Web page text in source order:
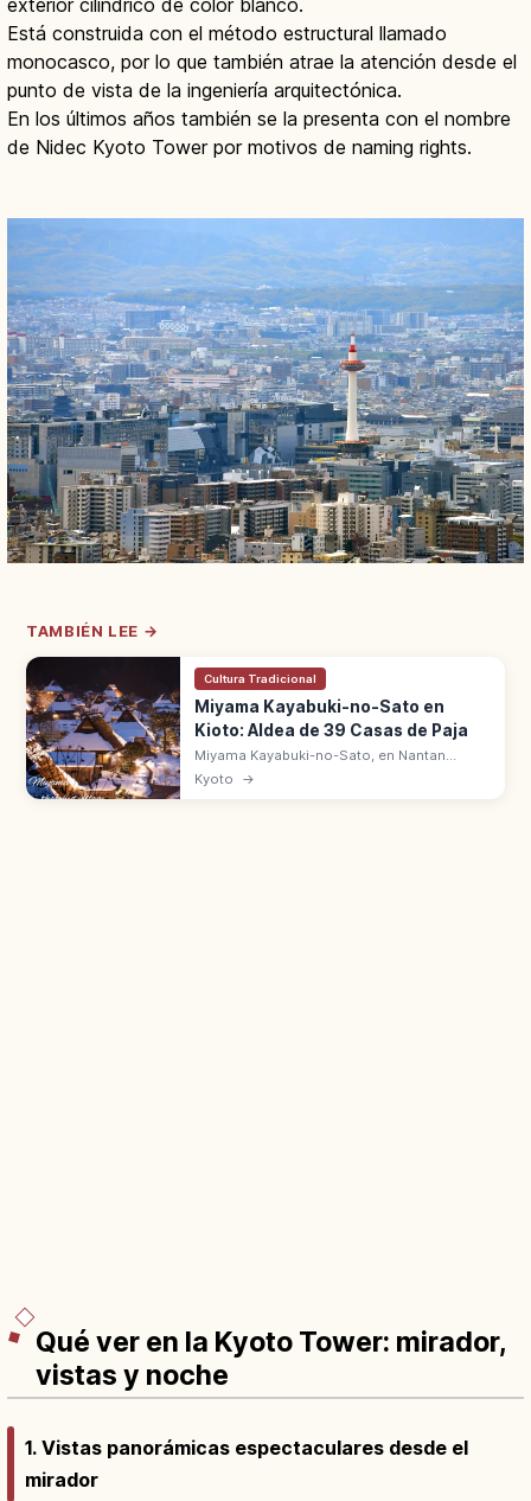
exterior cilíndrico de color blanco.
Está construida con el método estructural llamado
monocasco, por lo que también atrae la atención desde el
punto de vista de la ingeniería arquitectónica.
En los últimos años también se la presenta con el nombre
de Nidec Kyoto Tower por motivos de naming rights.
TAMBIÉN LEE →
Cultura Tradicional
Miyama Kayabuki-no-Sato en
Kioto: Aldea de 39 Casas de Paja
Miyama Kayabuki-no-Sato, en Nantan
(Kioto), conserva 39 casas tradicionales
con techo de paja. Estilo Kitayama, Distrito
Kyoto →
Qué ver en la Kyoto Tower: mirador,
vistas y noche
1. Vistas panorámicas espectaculares desde el
mirador